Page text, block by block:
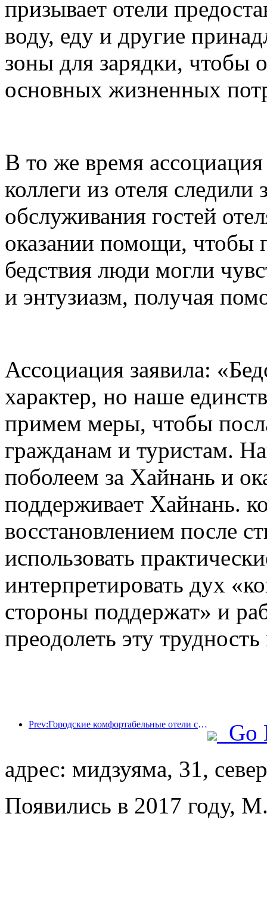
призывает отели
воду, еду и другие
зоны для зарядки, чтобы
основных жизненных
В то же время
коллеги из отеля следили
обслуживания гостей
оказании помощи, чтобы
бедствия люди могли
и энтузиазм, получая
Ассоциация заявила:
характер, но наше
примем меры, чтобы
гражданам и туристам.
поболеем за Хайнань и
поддерживает Хайнань.
восстановлением после
использовать
интерпретировать дух
стороны поддержат» и
преодолеть эту
Prev:Городские комфортабельные отели создают эталоны производительности и способствуют развитию отрасли.
Go
адрес: мидзуяма, 31,
Появились в 2017 году,